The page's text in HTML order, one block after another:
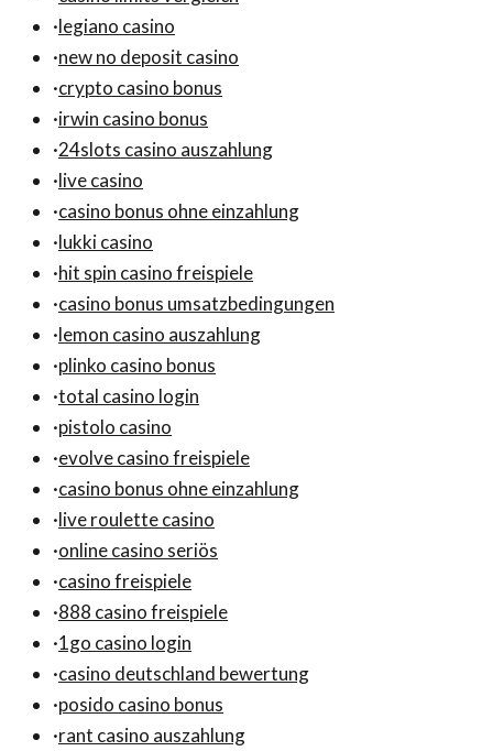
·legiano casino
·new no deposit casino
·crypto casino bonus
·irwin casino bonus
·24slots casino auszahlung
·live casino
·casino bonus ohne einzahlung
·lukki casino
·hit spin casino freispiele
·casino bonus umsatzbedingungen
·lemon casino auszahlung
·plinko casino bonus
·total casino login
·pistolo casino
·evolve casino freispiele
·casino bonus ohne einzahlung
·live roulette casino
·online casino seriös
·casino freispiele
·888 casino freispiele
·1go casino login
·casino deutschland bewertung
·posido casino bonus
·rant casino auszahlung